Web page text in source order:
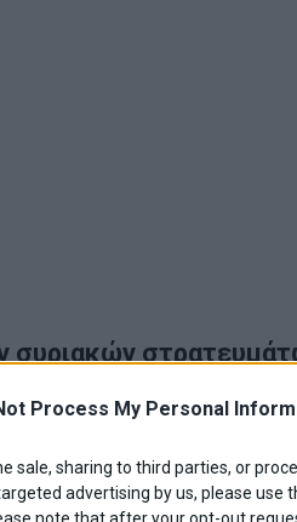
Process My Personal
sale, sharing to third parties, or
advertising by us, please use
συριακών
Κόσμος